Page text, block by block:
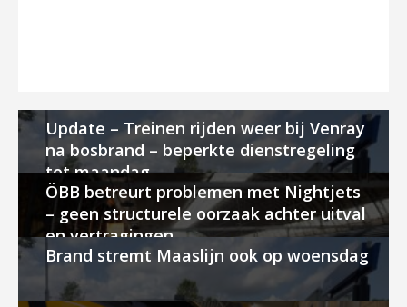
Update – Treinen rijden weer bij Venray
na bosbrand – beperkte dienstregeling
tot maandag
ÖBB betreurt problemen met Nightjets
– geen structurele oorzaak achter uitval
en vertragingen
Brand stremt Maaslijn ook op woensdag